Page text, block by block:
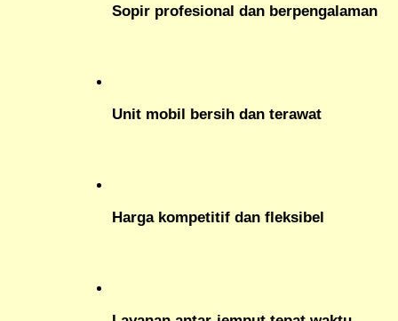
Sopir profesional dan berpengalaman
Unit mobil bersih dan terawat
Harga kompetitif dan fleksibel